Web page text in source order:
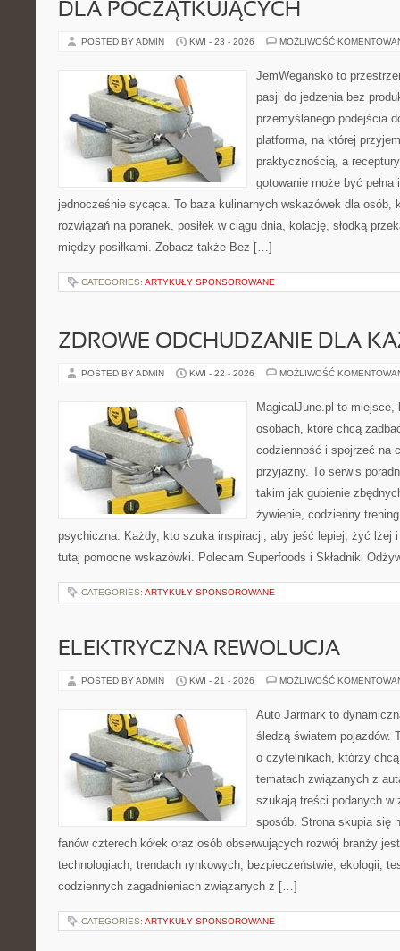
DLA POCZĄTKUJĄCYCH
POSTED BY ADMIN KWI - 23 - 2026 MOŻLIWOŚĆ
JemWegańsko to
pasji do jedzenia bez
przemyślanego podejścia
platforma, na której
praktycznością, a
gotowanie może być
jednocześnie sycąca. To baza kulinarnych wskazówek dla osób,
rozwiązań na poranek, posiłek w ciągu dnia, kolację, słodką
między posiłkami. Zobacz także Bez […]
CATEGORIES: ARTYKUŁY SPONSOROWANE
ZDROWE ODCHUDZANIE DLA
POSTED BY ADMIN KWI - 22 - 2026 MOŻLIWOŚĆ
MagicalJune.pl to miejsce,
osobach, które chcą
codzienność i spojrzeć na
przyjazny. To serwis
takim jak gubienie
żywienie, codzienny
psychiczna. Każdy, kto szuka inspiracji, aby jeść lepiej, żyć lżej
tutaj pomocne wskazówki. Polecam Superfoods i Składniki
CATEGORIES: ARTYKUŁY SPONSOROWANE
ELEKTRYCZNA REWOLUCJA
POSTED BY ADMIN KWI - 21 - 2026 MOŻLIWOŚĆ
Auto Jarmark to
śledzą światem pojazdów.
o czytelnikach, którzy
tematach związanych z
szukają treści podanych w
sposób. Strona skupia się
fanów czterech kółek oraz osób obserwujących rozwój branży
technologiach, trendach rynkowych, bezpieczeństwie, ekologii,
codziennych zagadnieniach związanych z […]
CATEGORIES: ARTYKUŁY SPONSOROWANE